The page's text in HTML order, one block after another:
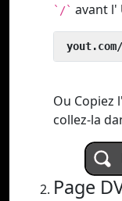
`/` avant l'
Ou Copiez
collez-la
Page